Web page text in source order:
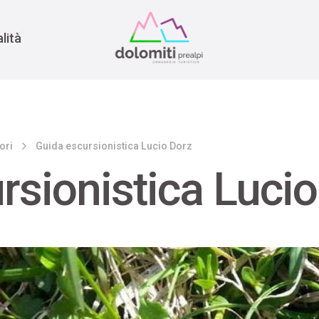
Guida escursionistica Lucio Dorz